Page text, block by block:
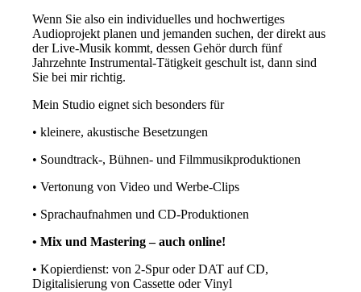
Wenn Sie also ein individuelles und hochwertiges
Audioprojekt planen und jemanden suchen, der direkt aus
der Live-Musik kommt, dessen Gehör durch fünf
Jahrzehnte Instrumental-Tätigkeit geschult ist, dann sind
Sie bei mir richtig.
Mein Studio eignet sich besonders für
• kleinere, akustische Besetzungen
• Soundtrack-, Bühnen- und Filmmusikproduktionen
• Vertonung von Video und Werbe-Clips
• Sprachaufnahmen und CD-Produktionen
• Mix und Mastering – auch online!
• Kopierdienst: von 2-Spur oder DAT auf CD,
Digitalisierung von Cassette oder Vinyl